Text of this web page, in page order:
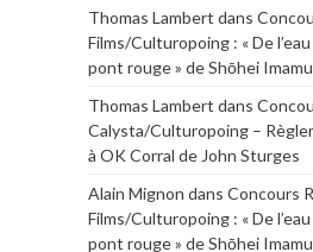
Thomas Lambert dans
Films/Culturopoing : « De
pont rouge » de Shōhei
Thomas Lambert dans
Calysta/Culturopoing –
à OK Corral de John Sturges
Alain Mignon dans Concours
Films/Culturopoing : « De
pont rouge » de Shōhei